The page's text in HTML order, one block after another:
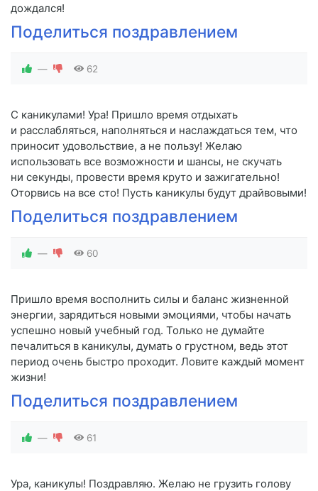
дождался!
Поделиться поздравлением
— 62
С каникулами! Ура! Пришло время отдыхать
и расслабляться, наполняться и наслаждаться тем, что
приносит удовольствие, а не пользу! Желаю
использовать все возможности и шансы, не скучать
ни секунды, провести время круто и зажигательно!
Оторвись на все сто! Пусть каникулы будут драйвовыми!
Поделиться поздравлением
— 60
Пришло время восполнить силы и баланс жизненной
энергии, зарядиться новыми эмоциями, чтобы начать
успешно новый учебный год. Только не думайте
печалиться в каникулы, думать о грустном, ведь этот
период очень быстро проходит. Ловите каждый момент
жизни!
Поделиться поздравлением
— 61
Ура, каникулы! Поздравляю. Желаю не грузить голову